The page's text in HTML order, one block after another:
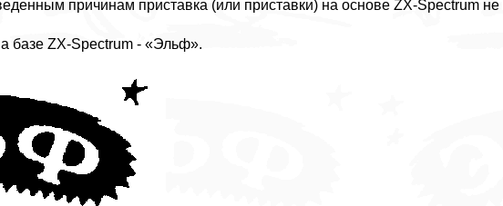
причинам приставка (или приставки) на основе ZX-Spectrum
базе ZX-Spectrum - «Эльф».